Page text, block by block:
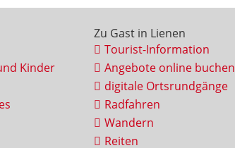
Kinder
Zu Gast in Lienen
Tourist-Information
Angebote online buchen
digitale Ortsrundgänge
Radfahren
Wandern
Reiten